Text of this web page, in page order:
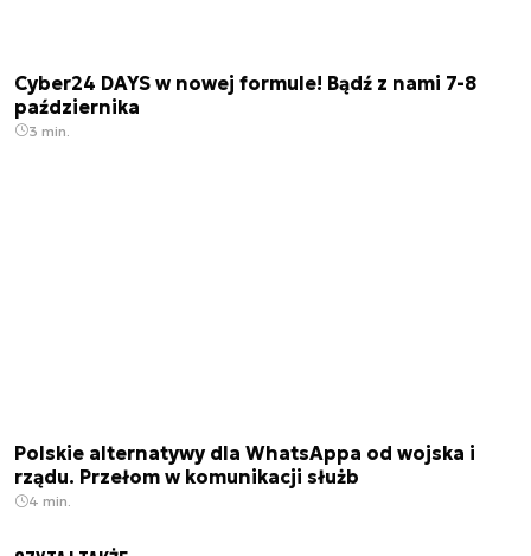
Cyber24 DAYS w nowej formule! Bądź z nami 7-8
października
3 min.
Polskie alternatywy dla WhatsAppa od wojska i
rządu. Przełom w komunikacji służb
4 min.